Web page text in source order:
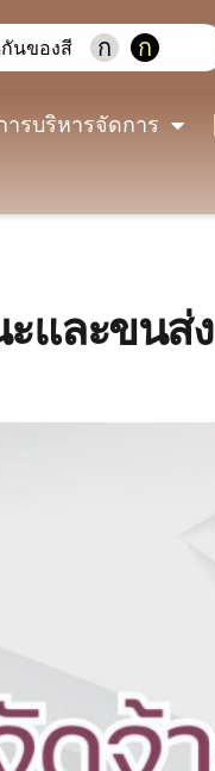
นของสี ก ก
ารบริหารจัดการ
และขนส่